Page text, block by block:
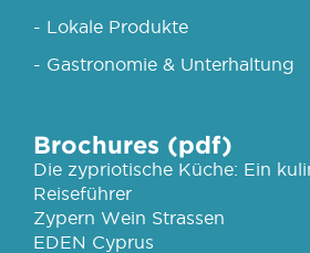
- Lokale Produkte
- Gastronomie & Unterhaltung
Brochures (pdf)
Die zypriotische Küche: Ein
Reiseführer
Zypern Wein Strassen
EDEN Cyprus